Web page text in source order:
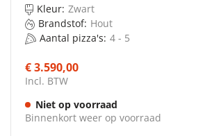
Kleur: Zwart
Brandstof: Hout
Aantal pizza's: 4 - 5
€ 3.590,00
Incl. BTW
Niet op voorraad
Binnenkort weer op voorraad